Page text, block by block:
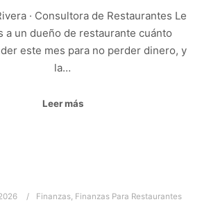
· Consultora de Restaurantes Le
a un dueño de restaurante cuánto
este mes para no perder dinero, y
la…
Leer más
Finanzas Finanzas Para Restaurantes